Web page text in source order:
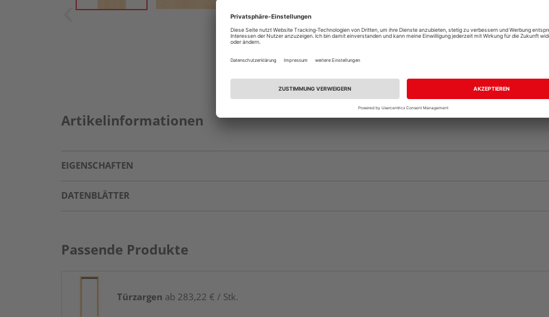
Artikelinformationen
EIGENSCHAFTEN
DATENBLÄTTER
Passende Produkte
Türzargen ab 283,22 € / Stk.